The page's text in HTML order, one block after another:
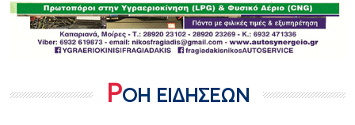
ΡΟΗ ΕΙΔΗΣΕΩΝ